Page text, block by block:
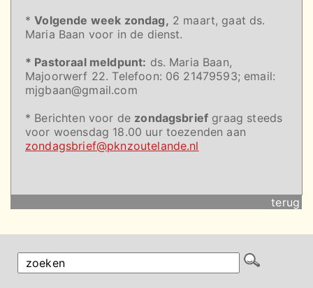
*Volgende week zondag, 2 maart, gaat ds.
Maria Baan voor in de dienst.
* Pastoraal meldpunt: ds. Maria Baan,
Majoorwerf 22. Telefoon: 06 21479593; email:
mjgbaan@gmail.com
* Berichten voor de zondagsbrief graag steeds
voor woensdag 18.00 uur toezenden aan
zondagsbrief@pknzoutelande.nl
terug